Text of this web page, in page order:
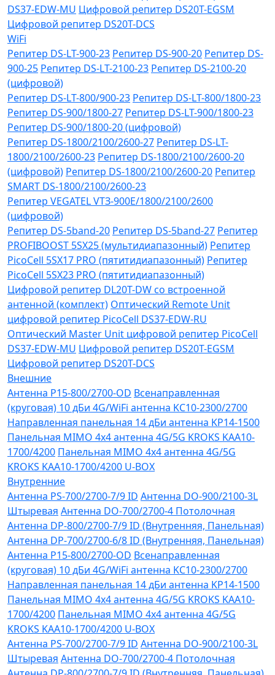
DS37-EDW-MU Цифровой репитер DS20T-EGSM
Цифровой репитер DS20T-DCS
WiFi
Репитер DS-LT-900-23 Репитер DS-900-20 Репитер DS-
900-25 Репитер DS-LT-2100-23 Репитер DS-2100-20
(цифровой)
Репитер DS-LT-800/900-23 Репитер DS-LT-800/1800-23
Репитер DS-900/1800-27 Репитер DS-LT-900/1800-23
Репитер DS-900/1800-20 (цифровой)
Репитер DS-1800/2100/2600-27 Репитер DS-LT-
1800/2100/2600-23 Репитер DS-1800/2100/2600-20
(цифровой) Репитер DS-1800/2100/2600-20 Репитер
SMART DS-1800/2100/2600-23
Репитер VЕGATEL VТЗ-900Е/1800/2100/2600
(цифровой)
Репитер DS-5band-20 Репитер DS-5band-27 Репитер
PROFIBOOST 5SX25 (мультидиапазонный) Репитер
PicoCell 5SX17 PRO (пятитидиапазонный) Репитер
PicoCell 5SX23 PRO (пятитидиапазонный)
Цифровой репитер DL20T-DW со встроенной
антенной (комплект) Оптический Remote Unit
цифровой репитер PicoCell DS37-EDW-RU
Оптический Master Unit цифровой репитер PicoCell
DS37-EDW-MU Цифровой репитер DS20T-EGSM
Цифровой репитер DS20T-DCS
Внешние
Антенна P15-800/2700-OD Всенаправленная
(круговая) 10 дБи 4G/WiFi антенна KC10-2300/2700
Направленная панельная 14 дБи антенна KP14-1500
Панельная MIMO 4x4 антенна 4G/5G KROKS KAA10-
1700/4200 Панельная MIMO 4x4 антенна 4G/5G
KROKS KAA10-1700/4200 U-BOX
Внутренние
Антенна PS-700/2700-7/9 ID Антенна DO-900/2100-3L
Штыревая Антенна DO-700/2700-4 Потолочная
Антенна DP-800/2700-7/9 ID (Внутренняя, Панельная)
Антенна DP-700/2700-6/8 ID (Внутренняя, Панельная)
Антенна P15-800/2700-OD Всенаправленная
(круговая) 10 дБи 4G/WiFi антенна KC10-2300/2700
Направленная панельная 14 дБи антенна KP14-1500
Панельная MIMO 4x4 антенна 4G/5G KROKS KAA10-
1700/4200 Панельная MIMO 4x4 антенна 4G/5G
KROKS KAA10-1700/4200 U-BOX
Антенна PS-700/2700-7/9 ID Антенна DO-900/2100-3L
Штыревая Антенна DO-700/2700-4 Потолочная